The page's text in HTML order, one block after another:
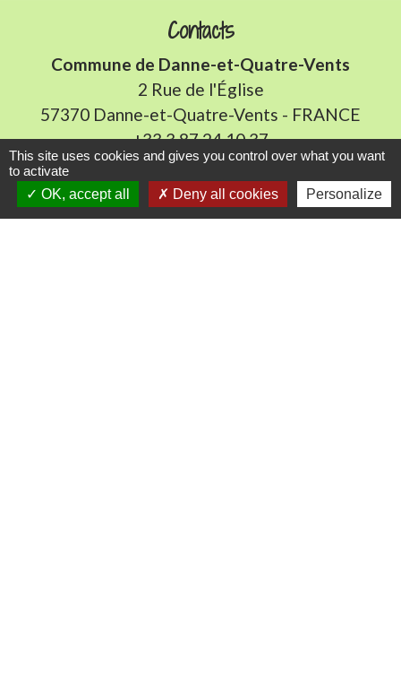
Contacts
Commune de Danne-et-Quatre-Vents
2 Rue de l'Église
57370 Danne-et-Quatre-Vents - FRANCE
+33 3 87 24 10 37
Accueil en mairie :
Lundi de 10h à 12h et de 16h à 19h
This site uses cookies and gives you control over what you want
to activate
OK, accept all
Deny all cookies Personalize